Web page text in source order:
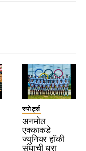
स्पोर्ट्स
अनमोल
एक्काकडे
ज्युनियर हॉकी
संघाची धुरा